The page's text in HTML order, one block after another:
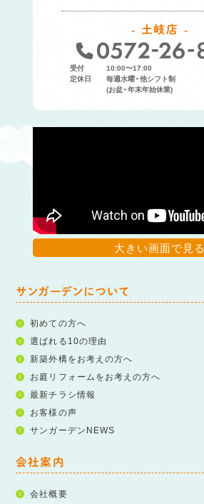
土岐店
受付
10:00〜17:00
定休日
毎週水曜・他シフト制
(お盆・年末年始休業)
大きい画面で見る
サンガーデンについて
初めての方へ
選ばれる10の理由
新築外構をお考えの方へ
お庭リフォームをお考えの方へ
最新チラシ情報
お客様の声
サンガーデンNEWS
会社案内
会社概要